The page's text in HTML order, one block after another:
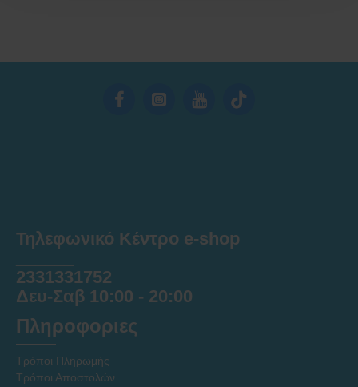
Τηλεφωνικό Κέντρο e-shop
2331331752
Δευ-Σαβ 10:00 - 20:00
Πληροφοριες
Τρόποι Πληρωμής
Τρόποι Αποστολών